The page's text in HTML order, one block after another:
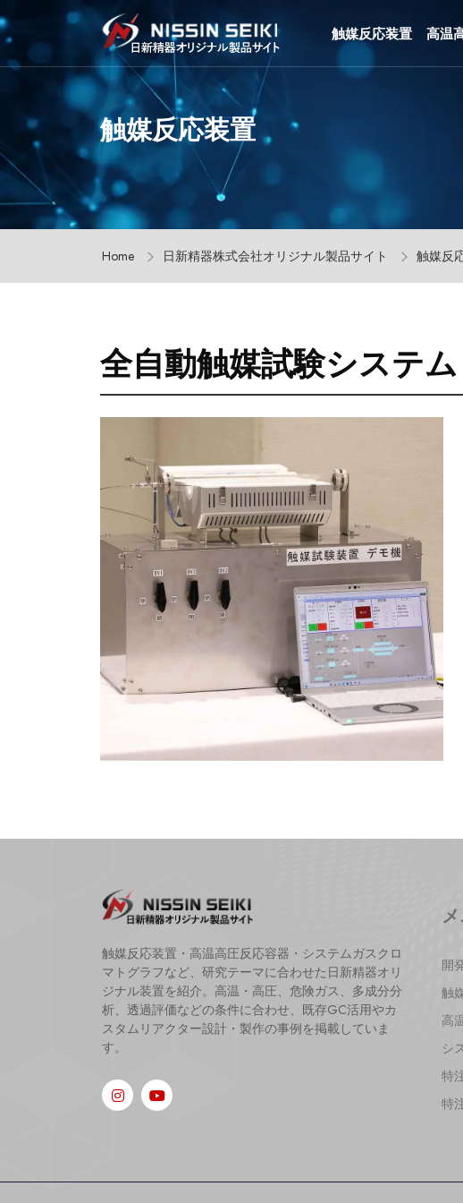
触媒反応装置 高温
触媒反応装置
Home 日新精器株式会社オリジナル製品サイト 触媒反
全自動触媒試験システム
触媒反応装置・高温高圧反応容器・システムガスクロ
マトグラフなど、研究テーマに合わせた日新精器オリ
ジナル装置を紹介。高温・高圧、危険ガス、多成分分
析、透過評価などの条件に合わせ、既存GC活用やカ
スタムリアクター設計・製作の事例を掲載していま
す。
開
触
高
シ
特
特